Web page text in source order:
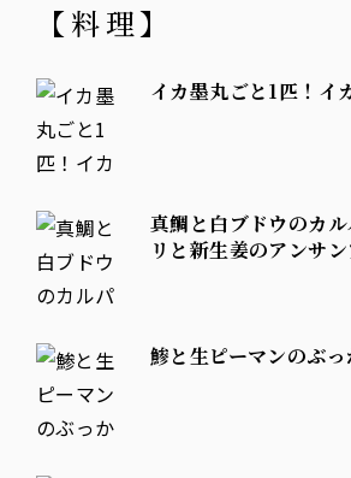
【料理】
イカ墨丸ごと1匹！
真鯛と白ブドウのカルパッチョ セロ
リと新生姜のアンサ
鯵と生ピーマンのぶ